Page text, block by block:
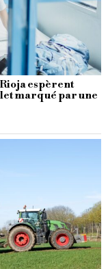
espèrent
marqué par une